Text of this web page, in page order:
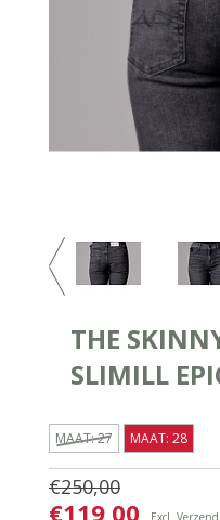
THE
SLIMILL
MAAT: 27 MAAT: 28
€250,00
€119,00 Excl.